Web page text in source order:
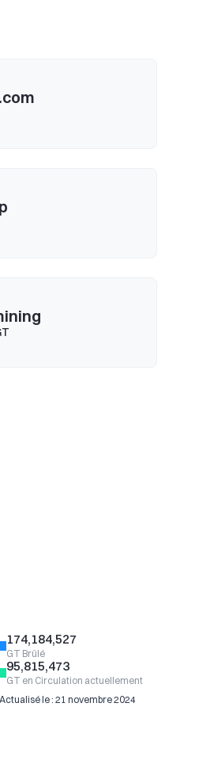
174,184,527
GT Brûlé
95,815,473
GT en Circulation actuellement
le : 21 novembre 2024